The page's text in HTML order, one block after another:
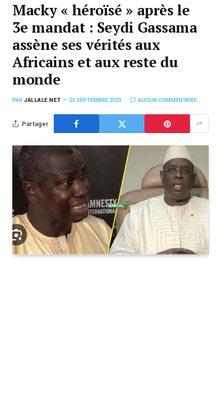
Macky « héroïsé » après le
3e mandat : Seydi Gassama
assène ses vérités aux
Africains et aux reste du
monde
PAR JALLALE.NET 23 SEPTEMBRE 2023 AUCUN COMMENTAIRE
Partager